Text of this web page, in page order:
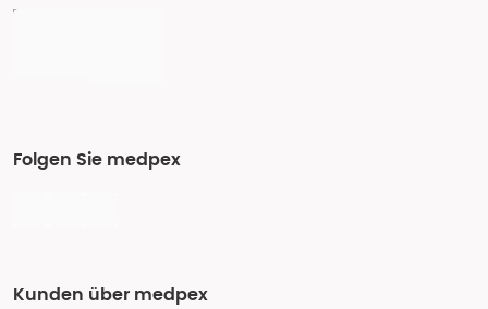
Folgen Sie medpex
Kunden über medpex